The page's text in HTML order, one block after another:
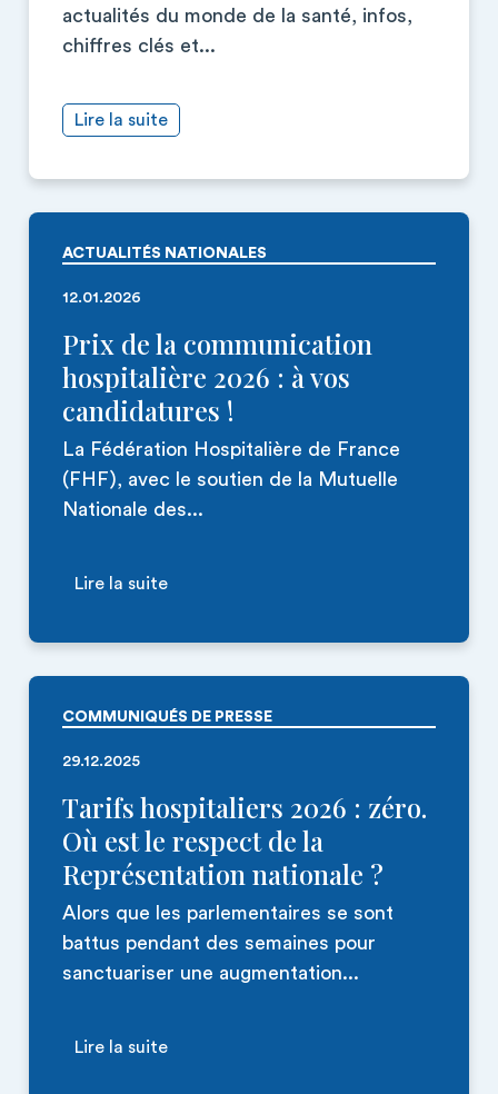
actualités du monde de la santé, infos,
chiffres clés et...
Lire la suite
ACTUALITÉS NATIONALES
12.01.2026
Prix de la communication
hospitalière 2026 : à vos
candidatures !
La Fédération Hospitalière de France
(FHF), avec le soutien de la Mutuelle
Nationale des...
Lire la suite
COMMUNIQUÉS DE PRESSE
29.12.2025
Tarifs hospitaliers 2026 : zéro.
Où est le respect de la
Représentation nationale ?
Alors que les parlementaires se sont
battus pendant des semaines pour
sanctuariser une augmentation...
Lire la suite